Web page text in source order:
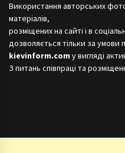
Використання авторських
матеріалів,
розміщених на сайті і в
дозволяється тільки за
kievinform.com у вигляді
З питань співпраці та